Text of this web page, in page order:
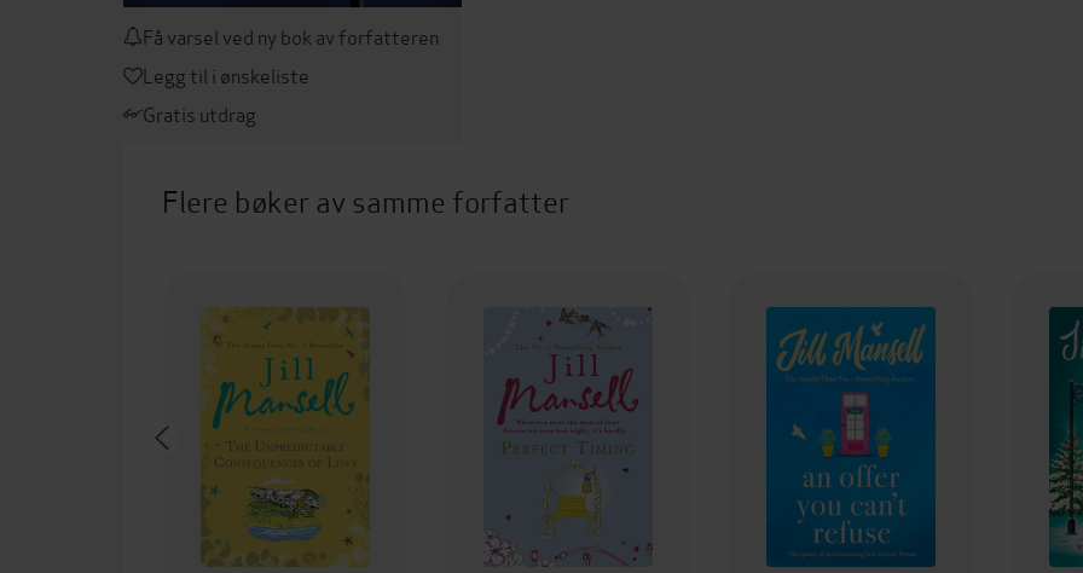
Få varsel ved ny bok av forfatteren
Legg til i ønskeliste
Gratis utdrag
Flere bøker av samme forfatter